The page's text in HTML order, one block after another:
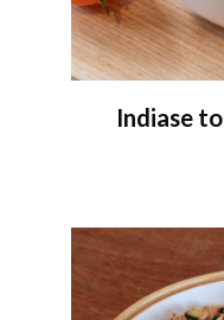
Indiase